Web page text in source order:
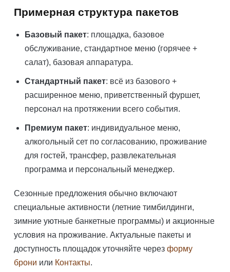
Примерная структура пакетов
Базовый пакет: площадка, базовое
обслуживание, стандартное меню (горячее +
салат), базовая аппаратура.
Стандартный пакет: всё из базового +
расширенное меню, приветственный фуршет,
персонал на протяжении всего события.
Премиум пакет: индивидуальное меню,
алкогольный сет по согласованию, проживание
для гостей, трансфер, развлекательная
программа и персональный менеджер.
Сезонные предложения обычно включают
специальные активности (летние тимбилдинги,
зимние уютные банкетные программы) и акционные
условия на проживание. Актуальные пакеты и
доступность площадок уточняйте через форму
брони или Контакты.